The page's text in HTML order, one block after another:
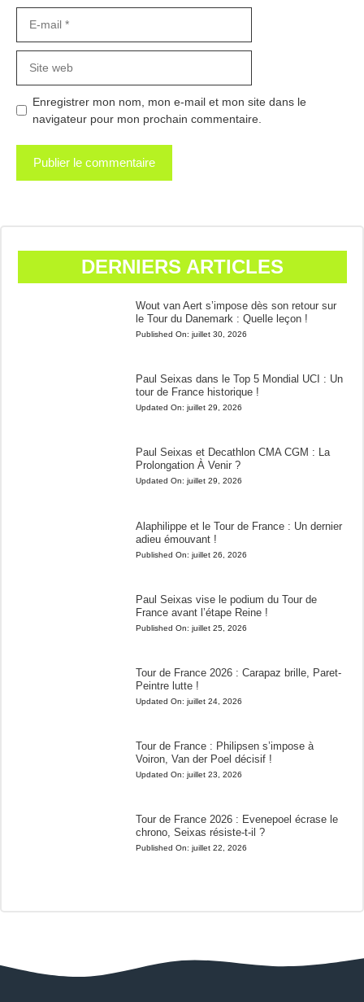
mail
web
Enregistrer mon nom, mon e-mail et mon site dans le
navigateur pour mon prochain commentaire.
DERNIERS ARTICLES
Wout van Aert s’impose dès son retour sur
le Tour du Danemark : Quelle leçon !
Published On: juillet 30, 2026
Paul Seixas dans le Top 5 Mondial UCI : Un
tour de France historique !
Updated On: juillet 29, 2026
Paul Seixas et Decathlon CMA CGM : La
Prolongation À Venir ?
Updated On: juillet 29, 2026
Alaphilippe et le Tour de France : Un dernier
adieu émouvant !
Published On: juillet 26, 2026
Paul Seixas vise le podium du Tour de
France avant l’étape Reine !
Published On: juillet 25, 2026
Tour de France 2026 : Carapaz brille, Paret-
Peintre lutte !
Updated On: juillet 24, 2026
Tour de France : Philipsen s’impose à
Voiron, Van der Poel décisif !
Updated On: juillet 23, 2026
Tour de France 2026 : Evenepoel écrase le
chrono, Seixas résiste-t-il ?
Published On: juillet 22, 2026